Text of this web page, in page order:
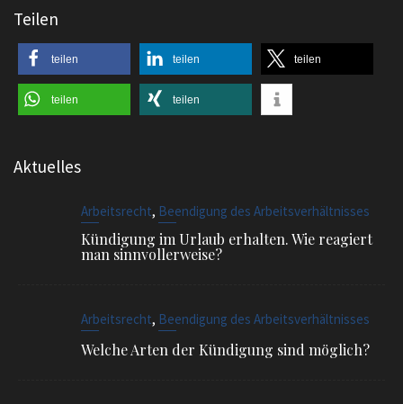
Teilen
teilen teilen teilen
teilen teilen
Aktuelles
Arbeitsrecht, Beendigung des Arbeitsverhältnisses
Kündigung im Urlaub erhalten. Wie reagiert
man sinnvollerweise?
Arbeitsrecht, Beendigung des Arbeitsverhältnisses
Welche Arten der Kündigung sind möglich?